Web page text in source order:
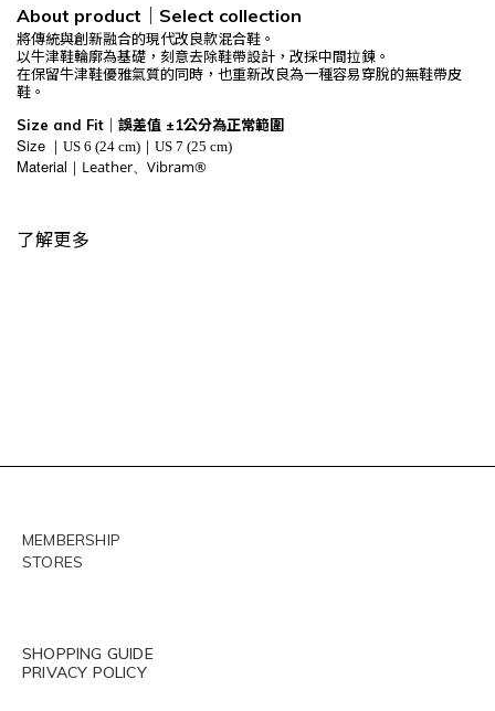
About product｜Select collection
將傳統與創新融合的現代改良款混合鞋。
以牛津鞋輪廓為基礎，刻意去除鞋帶設計，改採中間拉鍊。
在保留牛津鞋優雅氣質的同時，也重新改良為一種容易穿脫的無鞋帶皮
鞋。
Size and Fit｜誤差值 ±1公分為正常範圍
Size ｜US 6 (24 cm) ｜ US 7 (25 cm)
Material ｜ Leather、 Vibram®
了解更多
MEMBERSHIP
STORES
SHOPPING GUIDE
PRIVACY POLICY